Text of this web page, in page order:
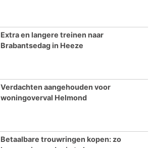
Extra en langere treinen naar
Brabantsedag in Heeze
Verdachten aangehouden voor
woningoverval Helmond
Betaalbare trouwringen kopen: zo